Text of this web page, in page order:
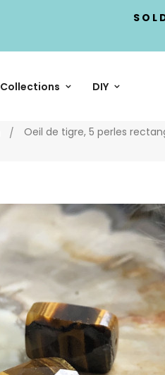
S O L
Collections DIY
Oeil de tigre, 5 perles